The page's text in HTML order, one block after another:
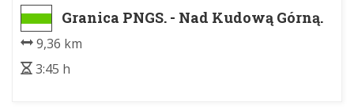
Granica PNGS. - Nad Kudową Górną.
9,36 km
3:45 h